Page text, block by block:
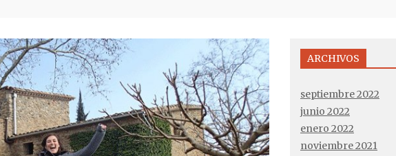
ARCHIVOS
septiembre 2022
junio 2022
enero 2022
noviembre 2021